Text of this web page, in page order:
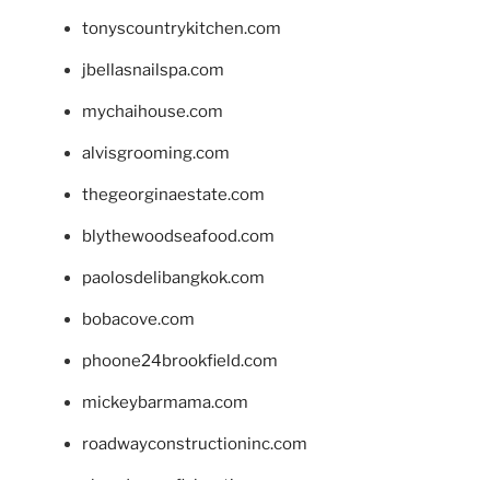
tonyscountrykitchen.com
jbellasnailspa.com
mychaihouse.com
alvisgrooming.com
thegeorginaestate.com
blythewoodseafood.com
paolosdelibangkok.com
bobacove.com
phoone24brookfield.com
mickeybarmama.com
roadwayconstructioninc.com